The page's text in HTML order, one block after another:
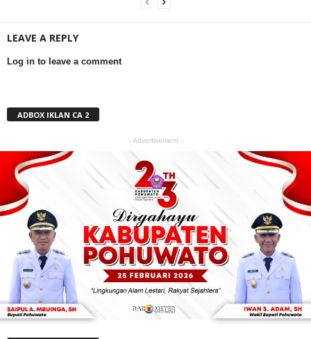
LEAVE A REPLY
Log in to leave a comment
ADBOX IKLAN CA 2
- Advertisement -